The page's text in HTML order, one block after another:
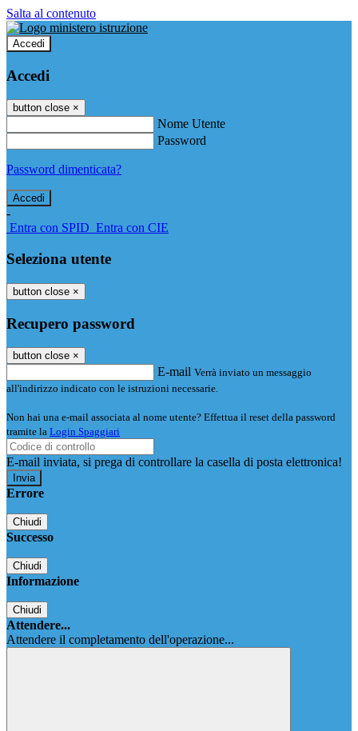
Salta al contenuto
Accedi
Accedi
button close ×
Nome Utente
Password
Password dimenticata?
-
Entra con SPID Entra con CIE
Seleziona utente
button close ×
Recupero password
button close ×
E-mail Verrà inviato un messaggio
all'indirizzo indicato con le istruzioni necessarie.
Non hai una e-mail associata al nome utente? Effettua il reset della password
tramite la Login Spaggiari
E-mail inviata, si prega di controllare la casella di posta elettronica!
Errore
Chiudi
Successo
Chiudi
Informazione
Chiudi
Attendere...
Attendere il completamento dell'operazione...